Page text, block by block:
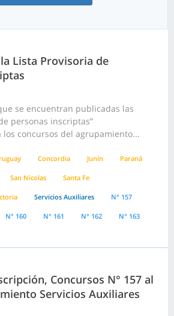
Lista Provisoria de
se encuentran publicadas las
personas inscriptas”
concursos del agrupamiento...
Concordia Junín Paraná
San Nicolas Santa Fe
Servicios Auxiliares N° 157
N° 160 N° 161 N° 162 N° 163
Concursos N° 157 al
Servicios Auxiliares